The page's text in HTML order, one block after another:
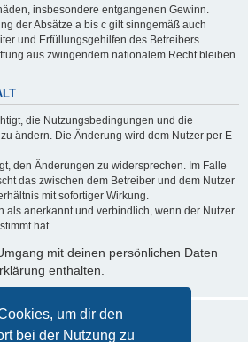
um dir den
bei der Nutzung zu
insbesondere entgangenen Gewinn.
der Absätze a bis c gilt sinngemäß auch
und Erfüllungsgehilfen des Betreibers.
aus zwingendem nationalem Recht bleiben
die Nutzungsbedingungen und die
ändern. Die Änderung wird dem Nutzer per E-
den Änderungen zu widersprechen. Im Falle
das zwischen dem Betreiber und dem Nutzer
mit sofortiger Wirkung.
als anerkannt und verbindlich, wenn der Nutzer
hat.
mit deinen persönlichen Daten
enthalten.